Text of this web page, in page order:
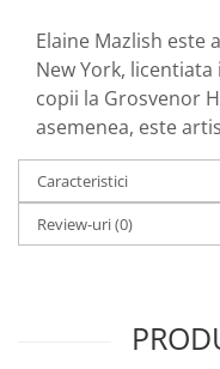
Elaine Mazlish este
New York,
copii la Grosvenor
asemenea, este
Caracteristici
Review-uri(0)